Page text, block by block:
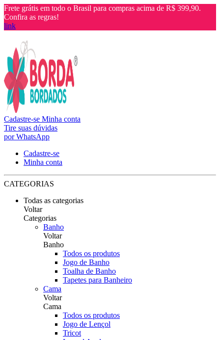
Frete grátis em todo o Brasil para compras acima de R$ 399,90.
Confira as regras!
link
Cadastre-se Minha conta
Tire suas dúvidas
por WhatsApp
Cadastre-se
Minha conta
CATEGORIAS
Todas as categorias
Voltar
Categorias
Banho
Voltar
Banho
Todos os produtos
Jogo de Banho
Toalha de Banho
Tapetes para Banheiro
Cama
Voltar
Cama
Todos os produtos
Jogo de Lençol
Tricot